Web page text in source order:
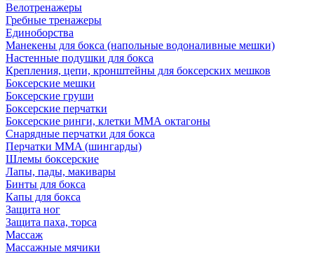
Велотренажеры
Гребные тренажеры
Единоборства
Манекены для бокса (напольные водоналивные мешки)
Настенные подушки для бокса
Крепления, цепи, кронштейны для боксерских мешков
Боксерские мешки
Боксерские груши
Боксерские перчатки
Боксерские ринги, клетки ММА октагоны
Снарядные перчатки для бокса
Перчатки MMA (шингарды)
Шлемы боксерские
Лапы, пады, макивары
Бинты для бокса
Капы для бокса
Защита ног
Защита паха, торса
Массаж
Массажные мячики